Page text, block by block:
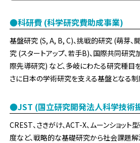
●科研費 (科学研究費助成事業)
基盤研究 (S, A, B, C)、挑戦的研究 (萌芽、
究 (スタートアップ、若手B)、国際共同研
際先導研究) など、多岐にわたる研究種目
さに日本の学術研究を支える基盤となる制
●JST (国立研究開発法人科学技術
CREST、さきがけ、ACT-X、ムーンショット
度など、戦略的な基礎研究から社会課題